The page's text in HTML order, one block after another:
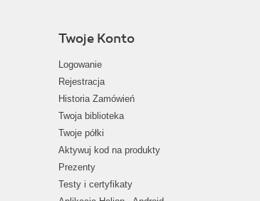
Twoje Konto
Logowanie
Rejestracja
Historia Zamówień
Twoja biblioteka
Twoje półki
Aktywuj kod na produkty
Prezenty
Testy i certyfikaty